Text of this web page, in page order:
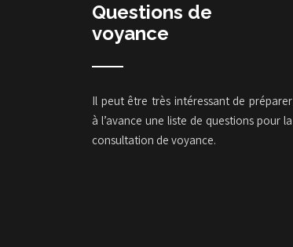
Questions de
voyance
Il peut être très intéressant de préparer
à l’avance une liste de questions pour la
consultation de voyance.